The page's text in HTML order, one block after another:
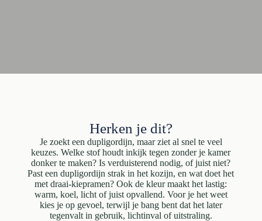
Herken je dit?
Je zoekt een dupligordijn, maar ziet al snel te veel
keuzes. Welke stof houdt inkijk tegen zonder je kamer
donker te maken? Is verduisterend nodig, of juist niet?
Past een dupligordijn strak in het kozijn, en wat doet het
met draai-kiepramen? Ook de kleur maakt het lastig:
warm, koel, licht of juist opvallend. Voor je het weet
kies je op gevoel, terwijl je bang bent dat het later
tegenvalt in gebruik, lichtinval of uitstraling.